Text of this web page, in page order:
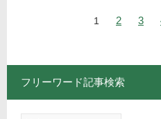
ナビゲーション
1 2 3
フリーワード記事検索